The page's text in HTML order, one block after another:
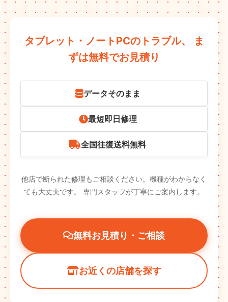
タブレット・ノートPCのトラブル、
ま
ずは無料でお見積り
データそのまま
最短即日修理
全国往復送料無料
他店で断られた修理もご相談ください。機種がわからなく
ても大丈夫です。
専門スタッフが丁寧にご案内します。
無料お見積り・ご相談
お近くの店舗を探す